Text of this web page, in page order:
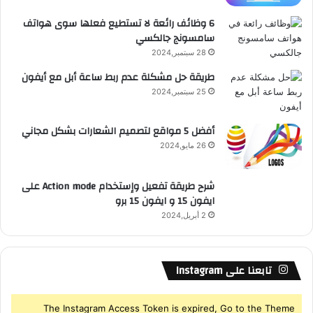
6 وظائف رائعة لا تستطيع فعلها سوى هواتف
سامسونج جالكسي
28 سبتمبر,2024
طريقة حل مشكلة عدم ربط ساعة أبل مع أيفون
25 سبتمبر,2024
أفضل 5 مواقع لتصميم الشعارات بشكل مجاني
26 مايو,2024
شرح طريقة تفعيل وإستخدام Action mode على
ايفون 15 و ايفون 15 برو
2 أبريل,2024
تابعنا على Instagram
The Instagram Access Token is expired, Go to the Theme